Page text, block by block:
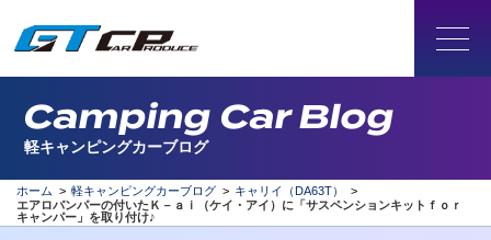
Camping Car Blog
軽キャンピングカーブログ
ホーム > 軽キャンピングカーブログ > キャリイ（DA63T）
>
エアロバンパーの付いたＫ－ａｉ（ケイ・アイ）に「サスペンションキットｆｏｒ
キャンパー」を取り付け♪